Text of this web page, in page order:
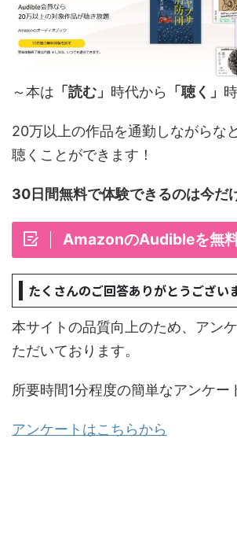
～本は 「読む」 時代から 「聴く」
20万以上の作品を通勤しながらな
聴くことができます！
30日間無料で体験できるのは今だ
AmazonのAudibleを無料
たくさんのご回答ありがとうござい
本サイトの品質向上のため、アン
ただいております。
所要時間1分程度の簡単なアンケー
アンケートはこちらから